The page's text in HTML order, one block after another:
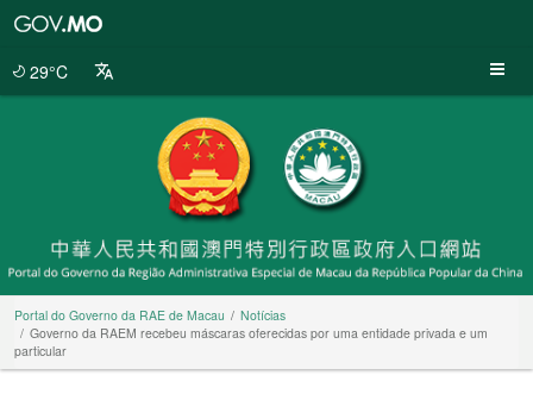
29°C
Portal do Governo da RAE de Macau
Notícias
Governo da RAEM recebeu máscaras oferecidas por uma entidade privada e um
particular